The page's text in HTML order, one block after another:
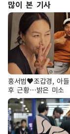
많이 본 기사
홍서범♥조갑경, 아
후 근황…밝은 미소